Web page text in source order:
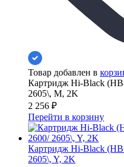
Товар добавлен в
Картридж Hi-Black
2605\, M, 2K
2 256 ₽
Перейти в корзину
Картридж Hi-Black
2605\, Y, 2K